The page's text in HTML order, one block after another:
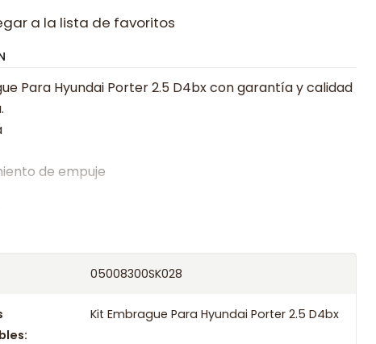
a la lista de favoritos
Para Hyundai Porter 2.5 D4bx con garantía y calidad
de empuje
en embragues desde 2019, ofreciendo precios
05008300SK028
Kit Embrague Para Hyundai Porter 2.5 D4bx